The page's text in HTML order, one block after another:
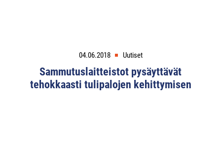
04.06.2018 Uutiset
Sammutuslaitteistot pysäyttävät
tehokkaasti tulipalojen kehittymisen